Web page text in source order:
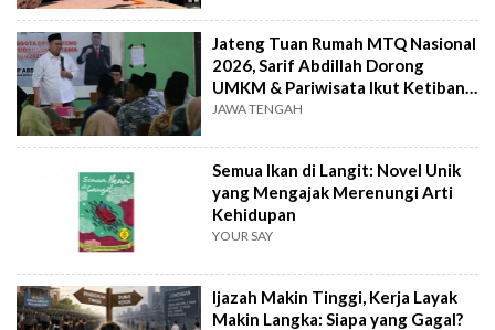
Jateng Tuan Rumah MTQ Nasional
2026, Sarif Abdillah Dorong
UMKM & Pariwisata Ikut Ketiban
Berkah
JAWA TENGAH
Semua Ikan di Langit: Novel Unik
yang Mengajak Merenungi Arti
Kehidupan
YOUR SAY
Ijazah Makin Tinggi, Kerja Layak
Makin Langka: Siapa yang Gagal?